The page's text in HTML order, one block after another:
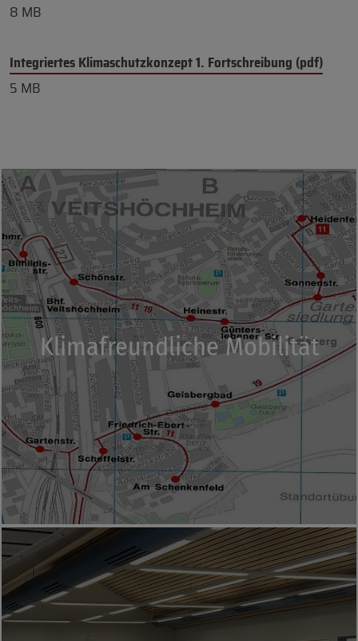
8 MB
Integriertes Klimaschutzkonzept 1. Fortschreibung (pdf)
5 MB
Klimafreundliche Mobilität